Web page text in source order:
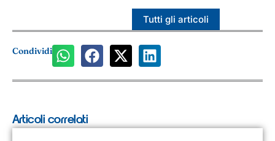
Tutti gli articoli
Condividi
Articoli correlati